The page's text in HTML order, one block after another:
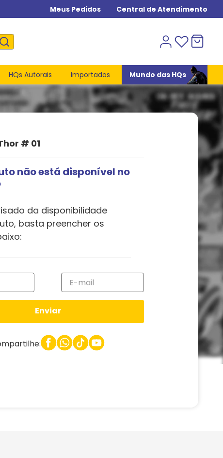
Meus Pedidos Central de Atendimento
HQs Autorais Importados Mundo das HQs
# 01
não está disponível no
da disponibilidade
basta preencher os
Enviar